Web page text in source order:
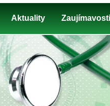
Aktuality Zaujímavosti